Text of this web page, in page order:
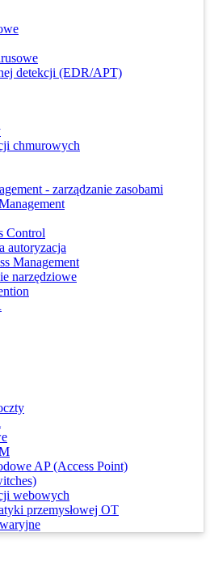
detekcji (EDR/APT)
chmurowych
- zarządzanie zasobami
Control
autoryzacja
Management
narzędziowe
AP (Access Point)
webowych
przemysłowej OT